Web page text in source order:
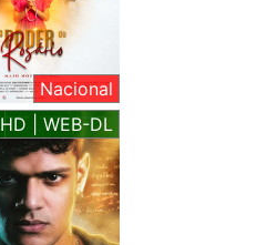
Nacional
HD | WEB-DL